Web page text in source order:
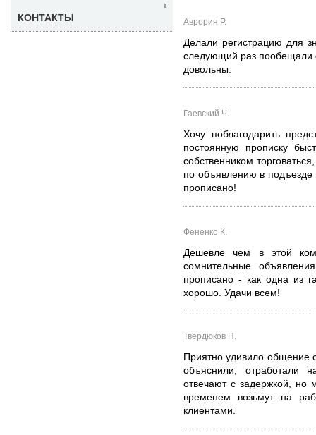
Аврорин Р.
Делали регистрацию для
следующий раз пообещали
довольны.
Гаевский Ч.
Хочу поблагодарить
постоянную прописку
собственником
по объявлению в подъезде
прописано!
Фененко К.
Дешевле чем в этой
сомнительные
прописано - как одна из
хорошо. Удачи всем!
Твердюков Н.
Приятно удивило общение
объяснили, отработали
отвечают с задержкой, но
временем возьмут на
клиентами.
КОНТАКТЫ